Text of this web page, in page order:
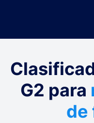
G2 para
de